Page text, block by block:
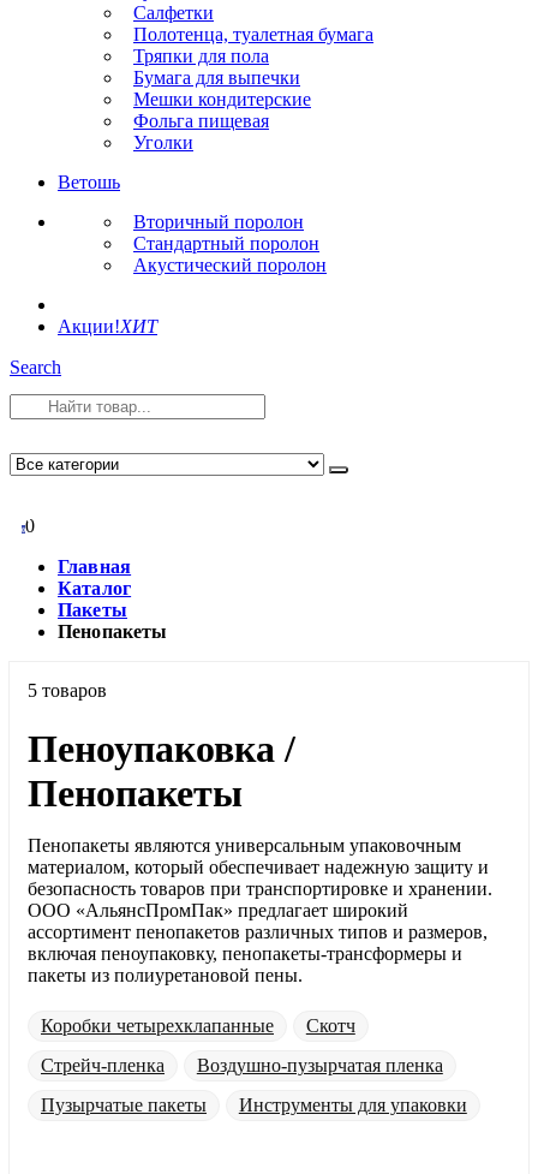
Салфетки
Полотенца, туалетная бумага
Тряпки для пола
Бумага для выпечки
Мешки кондитерские
Фольга пищевая
Уголки
Ветошь
Вторичный поролон
Стандартный поролон
Акустический поролон
Акции!ХИТ
Search
00
Главная
Каталог
Пакеты
Пенопакеты
5 товаров
Пеноупаковка /
Пенопакеты
Пенопакеты являются универсальным упаковочным
материалом, который обеспечивает надежную защиту и
безопасность товаров при транспортировке и хранении.
ООО «АльянсПромПак» предлагает широкий
ассортимент пенопакетов различных типов и размеров,
включая пеноупаковку, пенопакеты-трансформеры и
пакеты из полиуретановой пены.
Коробки четырехклапанные
Скотч
Стрейч-пленка
Воздушно-пузырчатая пленка
Пузырчатые пакеты
Инструменты для упаковки